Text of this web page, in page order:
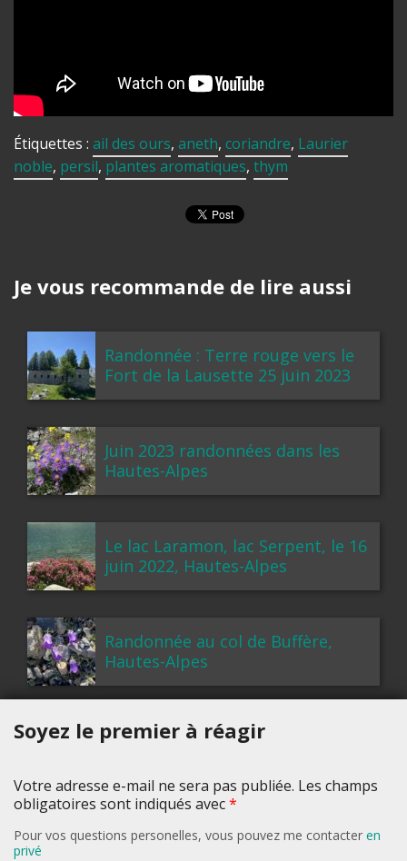
Étiquettes : ail des ours, aneth, coriandre, Laurier
noble, persil, plantes aromatiques, thym
Je vous recommande de lire aussi
Randonnée : Terre rouge vers le
Fort de la Lausette 25 juin 2023
Juin 2023 randonnées dans les
Hautes-Alpes
Le lac Laramon, lac Serpent, le 16
juin 2022, Hautes-Alpes
Randonnée au col de Buffère,
Hautes-Alpes
Soyez le premier à réagir
Votre adresse e-mail ne sera pas publiée. Les champs
obligatoires sont indiqués avec*
Pour vos questions personelles, vous pouvez me contacter en
privé